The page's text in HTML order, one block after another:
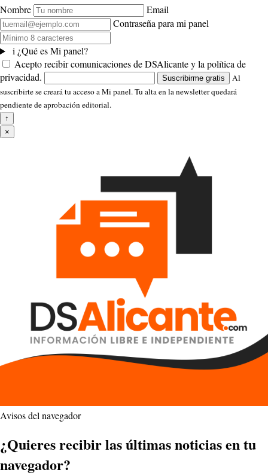
Nombre
Email
Contraseña para mi panel
i¿Qué es Mi panel?
Acepto recibir comunicaciones de DSAlicante y la política de
privacidad.
Suscribirme gratis
Al
suscribirte se creará tu acceso a Mi panel. Tu alta en la newsletter quedará
pendiente de aprobación editorial.
↑
×
Avisos del navegador
¿Quieres recibir las últimas noticias en tu
navegador?